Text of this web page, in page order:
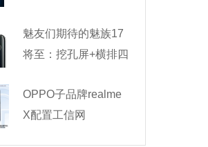
魅友们期待的魅族17
将至：挖孔屏+横排四
OPPO子品牌realme
X配置工信网